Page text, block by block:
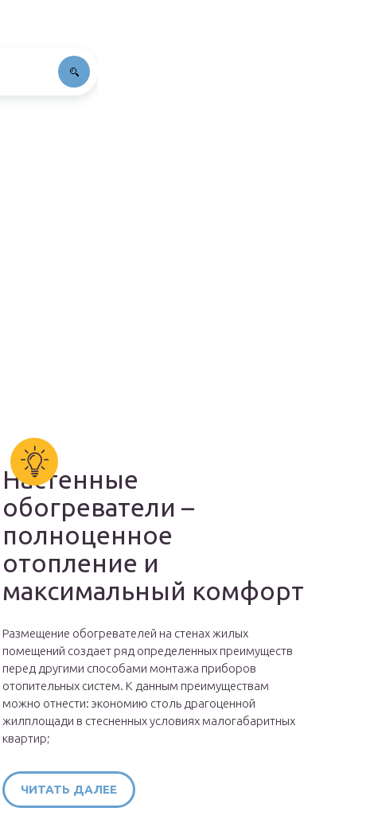
Настенные
обогреватели –
полноценное
отопление и
максимальный комфорт
Размещение обогревателей на стенах жилых
помещений создает ряд определенных преимуществ
перед другими способами монтажа приборов
отопительных систем. К данным преимуществам
можно отнести: экономию столь драгоценной
жилплощади в стесненных условиях малогабаритных
квартир;
ЧИТАТЬ ДАЛЕЕ